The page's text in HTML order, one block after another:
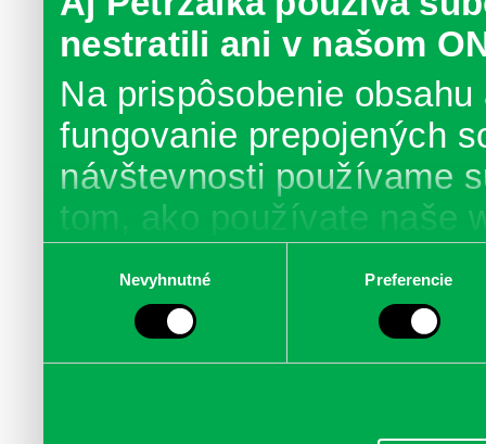
nestratili ani v našom
Na prispôsobenie
fungovanie prepojených
návštevnosti používame
tom, ako používate naše
médií, inzercie a
informácie skombinovať
Nevyhnutné Preferencie